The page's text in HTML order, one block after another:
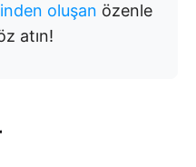
oluşan özenle
atın!